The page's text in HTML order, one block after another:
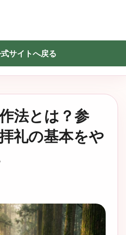
サイトへ戻る
法とは？参
礼の基本をや